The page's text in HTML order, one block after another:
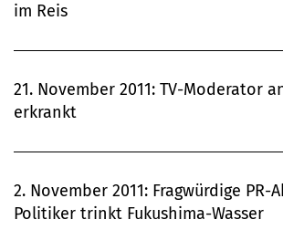
im Reis
21. November 2011: TV-Moderator
erkrankt
2. November 2011: Fragwürdige PR-
Politiker trinkt Fukushima-Wasser